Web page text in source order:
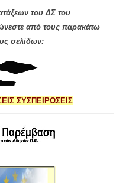
του ΔΣ του
από τους παρακάτω
σελίδων:
ΣΥΣΠΕΙΡΩΣΕΙΣ